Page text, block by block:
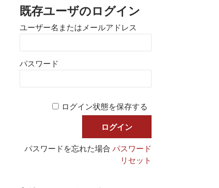
既存ユーザのログイン
ユーザー名またはメールアドレス
パスワード
ログイン状態を保存する
パスワードを忘れた場合パスワード
リセット